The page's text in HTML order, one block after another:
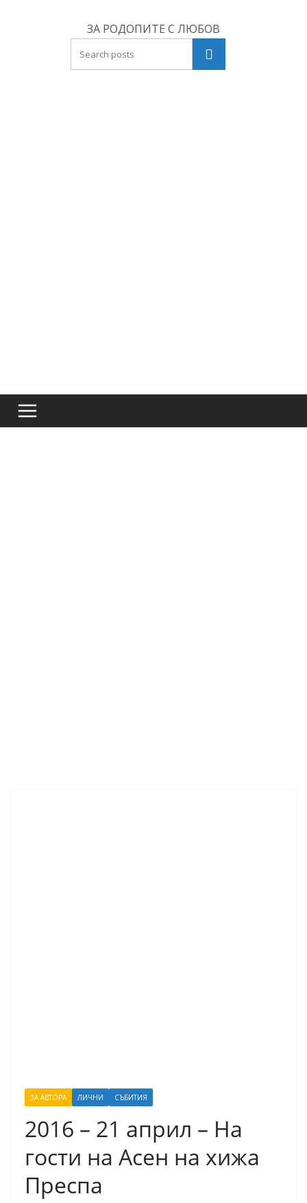
ЗА РОДОПИТЕ С ЛЮБОВ
Търсене
ЗА АВТОРА ЛИЧНИ СЪБИТИЯ
2016 – 21 април – На
гости на Асен на хижа
Преспа